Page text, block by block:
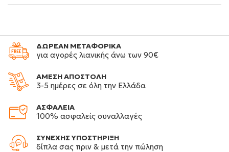
ΔΩΡΕΑΝ ΜΕΤΑΦΟΡΙΚΑ
για αγορές λιανικής άνω των 90€
ΑΜΕΣΗ ΑΠΟΣΤΟΛΗ
3-5 ημέρες σε όλη την Ελλάδα
ΑΣΦΑΛΕΙΑ
100% ασφαλείς συναλλαγές
ΣΥΝΕΧΗΣ ΥΠΟΣΤΗΡΙΞΗ
δίπλα σας πριν & μετά την πώληση